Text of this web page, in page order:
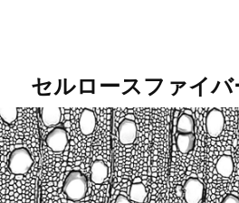
ン
ツ
へ
移
動
セルロースファイ